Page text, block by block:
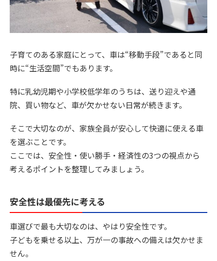
子育てのある家庭にとって、車は“移動手段”であると同
時に“生活空間”でもあります。
特に乳幼児期や小学校低学年のうちは、送り迎えや通
院、買い物など、車が欠かせない日常が続きます。
そこで大切なのが、家族全員が安心して快適に使える車
を選ぶことです。
ここでは、安全性・使い勝手・経済性の3つの視点から
考えるポイントを整理してみましょう。
安全性は最優先に考える
車選びで最も大切なのは、やはり安全性です。
子どもを乗せる以上、万が一の事故への備えは欠かせま
せん。